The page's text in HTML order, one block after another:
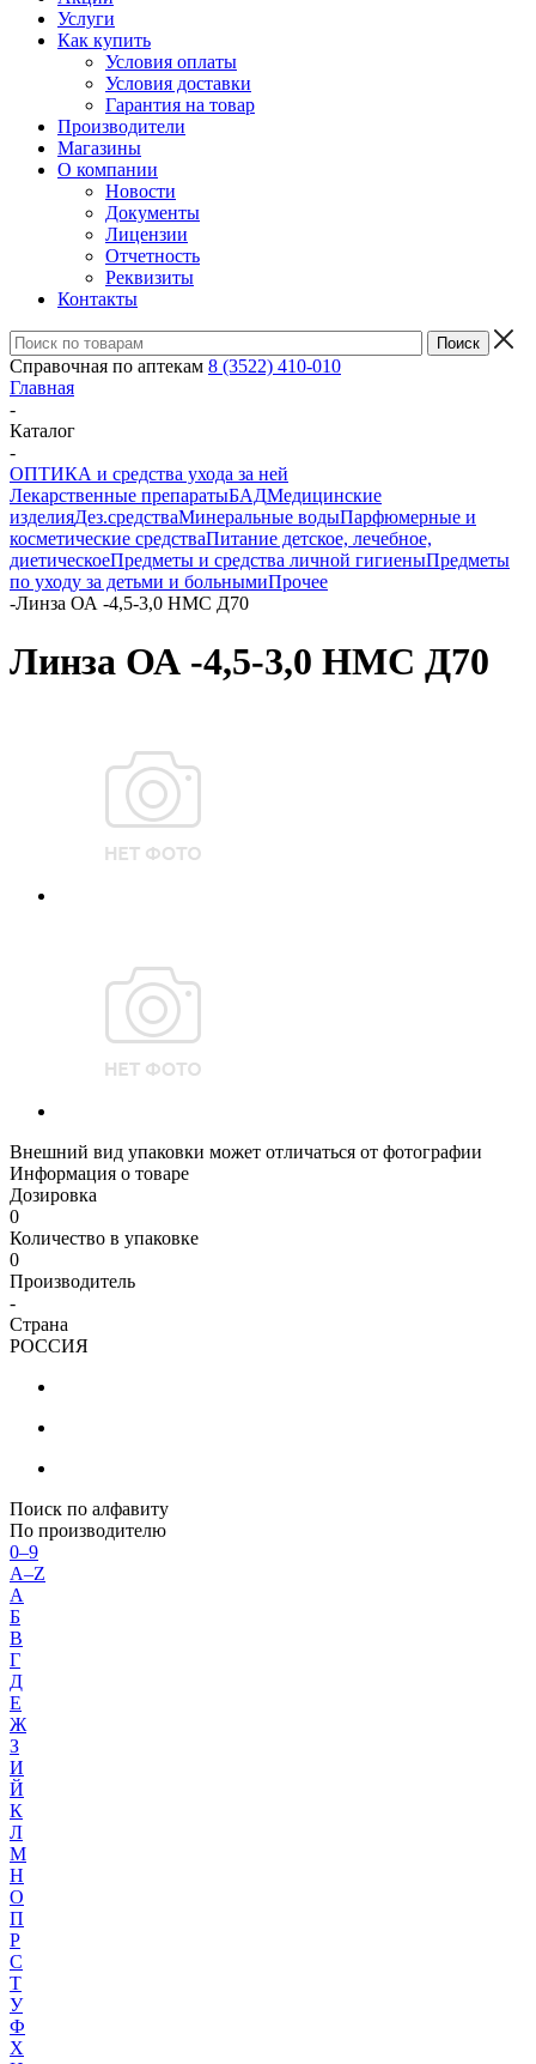
Услуги
Как купить
Условия оплаты
Условия доставки
Гарантия на товар
Производители
Магазины
О компании
Новости
Документы
Лицензии
Отчетность
Реквизиты
Контакты
Справочная по аптекам 8 (3522) 410-010
Главная
-
Каталог
-
ОПТИКА и средства ухода за ней
Лекарственные препаратыБАДМедицинские
изделияДез.средстваМинеральные водыПарфюмерные и
косметические средстваПитание детское, лечебное,
диетическоеПредметы и средства личной гигиеныПредметы
по уходу за детьми и больнымиПрочее
-Линза ОА -4,5-3,0 НМС Д70
Линза ОА -4,5-3,0 НМС Д70
Внешний вид упаковки может отличаться от фотографии
Информация о товаре
Дозировка
0
Количество в упаковке
0
Производитель
-
Страна
РОССИЯ
Поиск по алфавиту
По производителю
0–9
A–Z
А
Б
В
Г
Д
Е
Ж
З
И
Й
К
Л
М
Н
О
П
Р
С
Т
У
Ф
Х